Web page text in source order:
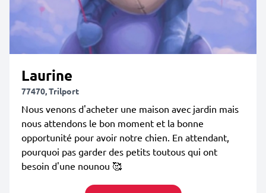
Laurine
77470, Trilport
Nous venons d'acheter une maison avec jardin mais
nous attendons le bon moment et la bonne
opportunité pour avoir notre chien. En attendant,
pourquoi pas garder des petits toutous qui ont
besoin d'une nounou 🥰